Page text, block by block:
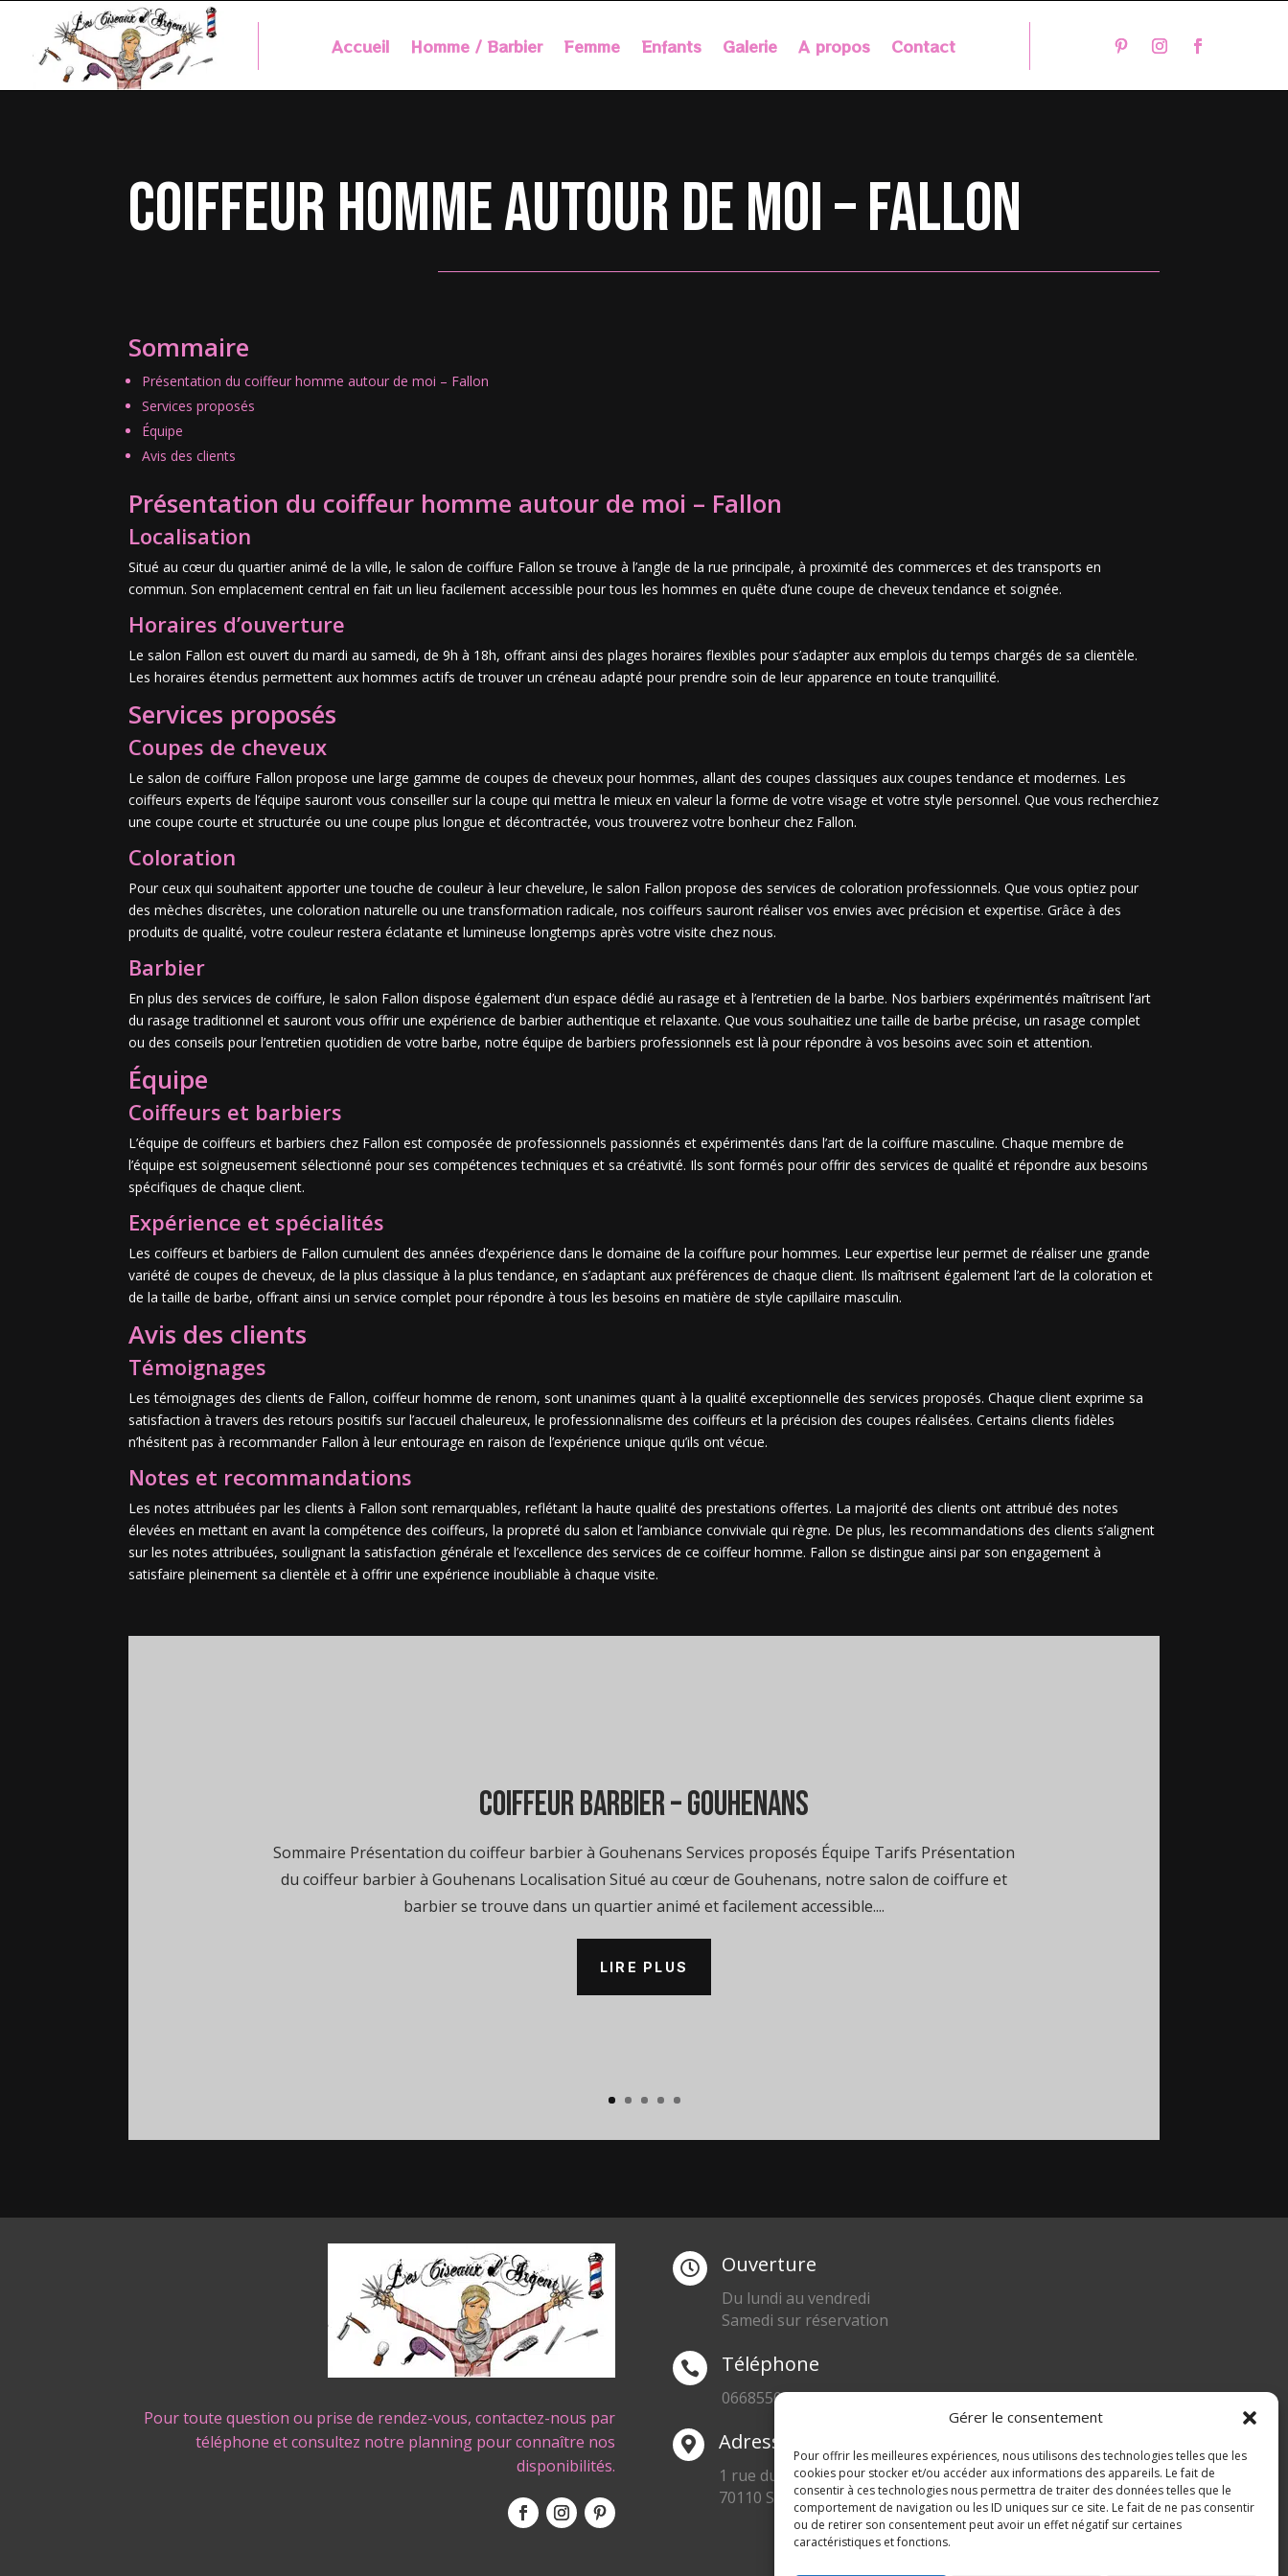
Gérer le consentement
Pour offrir les meilleures expériences, nous utilisons des technologies telles que les
cookies pour stocker et/ou accéder aux informations des appareils. Le fait de
consentir à ces technologies nous permettra de traiter des données telles que le
comportement de navigation ou les ID uniques sur ce site. Le fait de ne pas consentir
ou de retirer son consentement peut avoir un effet négatif sur certaines
caractéristiques et fonctions.
Accueil Homme / Barbier Femme Enfants Galerie A propos Contact
coiffeur homme autour de moi – Fallon
Sommaire
Présentation du coiffeur homme autour de moi – Fallon
Services proposés
Équipe
Avis des clients
Présentation du coiffeur homme autour de moi – Fallon
Localisation
Situé au cœur du quartier animé de la ville, le salon de coiffure Fallon se trouve à l’angle de la rue principale, à proximité des commerces et des transports en
commun. Son emplacement central en fait un lieu facilement accessible pour tous les hommes en quête d’une coupe de cheveux tendance et soignée.
Horaires d’ouverture
Le salon Fallon est ouvert du mardi au samedi, de 9h à 18h, offrant ainsi des plages horaires flexibles pour s’adapter aux emplois du temps chargés de sa clientèle.
Les horaires étendus permettent aux hommes actifs de trouver un créneau adapté pour prendre soin de leur apparence en toute tranquillité.
Services proposés
Coupes de cheveux
Le salon de coiffure Fallon propose une large gamme de coupes de cheveux pour hommes, allant des coupes classiques aux coupes tendance et modernes. Les
coiffeurs experts de l’équipe sauront vous conseiller sur la coupe qui mettra le mieux en valeur la forme de votre visage et votre style personnel. Que vous recherchiez
une coupe courte et structurée ou une coupe plus longue et décontractée, vous trouverez votre bonheur chez Fallon.
Coloration
Pour ceux qui souhaitent apporter une touche de couleur à leur chevelure, le salon Fallon propose des services de coloration professionnels. Que vous optiez pour
des mèches discrètes, une coloration naturelle ou une transformation radicale, nos coiffeurs sauront réaliser vos envies avec précision et expertise. Grâce à des
produits de qualité, votre couleur restera éclatante et lumineuse longtemps après votre visite chez nous.
Barbier
En plus des services de coiffure, le salon Fallon dispose également d’un espace dédié au rasage et à l’entretien de la barbe. Nos barbiers expérimentés maîtrisent l’art
du rasage traditionnel et sauront vous offrir une expérience de barbier authentique et relaxante. Que vous souhaitiez une taille de barbe précise, un rasage complet
ou des conseils pour l’entretien quotidien de votre barbe, notre équipe de barbiers professionnels est là pour répondre à vos besoins avec soin et attention.
Équipe
Coiffeurs et barbiers
L’équipe de coiffeurs et barbiers chez Fallon est composée de professionnels passionnés et expérimentés dans l’art de la coiffure masculine. Chaque membre de
l’équipe est soigneusement sélectionné pour ses compétences techniques et sa créativité. Ils sont formés pour offrir des services de qualité et répondre aux besoins
spécifiques de chaque client.
Expérience et spécialités
Les coiffeurs et barbiers de Fallon cumulent des années d’expérience dans le domaine de la coiffure pour hommes. Leur expertise leur permet de réaliser une grande
variété de coupes de cheveux, de la plus classique à la plus tendance, en s’adaptant aux préférences de chaque client. Ils maîtrisent également l’art de la coloration et
de la taille de barbe, offrant ainsi un service complet pour répondre à tous les besoins en matière de style capillaire masculin.
Avis des clients
Témoignages
Les témoignages des clients de Fallon, coiffeur homme de renom, sont unanimes quant à la qualité exceptionnelle des services proposés. Chaque client exprime sa
satisfaction à travers des retours positifs sur l’accueil chaleureux, le professionnalisme des coiffeurs et la précision des coupes réalisées. Certains clients fidèles
n’hésitent pas à recommander Fallon à leur entourage en raison de l’expérience unique qu’ils ont vécue.
Notes et recommandations
Les notes attribuées par les clients à Fallon sont remarquables, reflétant la haute qualité des prestations offertes. La majorité des clients ont attribué des notes
élevées en mettant en avant la compétence des coiffeurs, la propreté du salon et l’ambiance conviviale qui règne. De plus, les recommandations des clients s’alignent
sur les notes attribuées, soulignant la satisfaction générale et l’excellence des services de ce coiffeur homme. Fallon se distingue ainsi par son engagement à
satisfaire pleinement sa clientèle et à offrir une expérience inoubliable à chaque visite.
coiffeur barbier – Gouhenans
Sommaire Présentation du coiffeur barbier à Gouhenans Services proposés Équipe Tarifs Présentation
du coiffeur barbier à Gouhenans Localisation Situé au cœur de Gouhenans, notre salon de coiffure et
barbier se trouve dans un quartier animé et facilement accessible....
LIRE PLUS
Pour toute question ou prise de rendez-vous, contactez-nous par
téléphone et consultez notre planning pour connaître nos
disponibilités.
 Ouverture
Du lundi au vendredi
Samedi sur réservation
 Téléphone
0668550471
 Adresse
1 rue du Blanc Poirier
70110 SENARGENT MIGNAFANS